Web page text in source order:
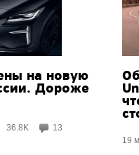
на новую
Дороже
36.8K 13
19